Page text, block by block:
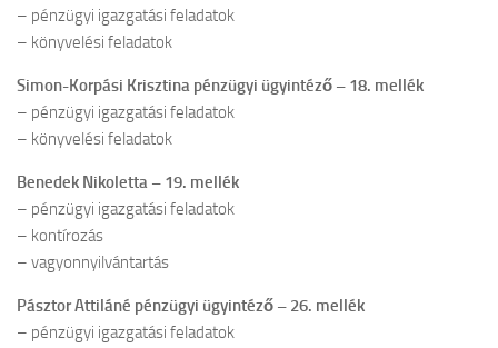
– pénzügyi igazgatási feladatok
– könyvelési feladatok
Simon-Korpási Krisztina pénzügyi ügyintéző – 18. mellék
– pénzügyi igazgatási feladatok
– könyvelési feladatok
Benedek Nikoletta – 19. mellék
– pénzügyi igazgatási feladatok
– kontírozás
– vagyonnyilvántartás
Pásztor Attiláné pénzügyi ügyintéző – 26. mellék
– pénzügyi igazgatási feladatok